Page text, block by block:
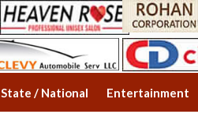
State / National Entertainment